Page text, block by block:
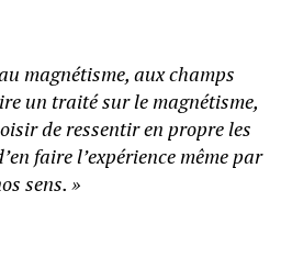
magnétisme, aux champs
un traité sur le magnétisme,
de ressentir en propre les
faire l’expérience même par
sens. »